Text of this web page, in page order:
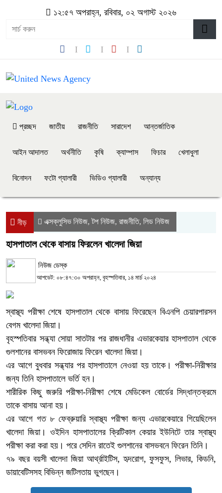
১২:৫৭ অপরাহ্ন, রবিবার, ০২ অগাস্ট ২০২৬
প্রচ্ছদ জাতীয় রাজনীতি সারাদেশ আন্তর্জাতিক
আইন আদালত অর্থনীতি কৃষি ক্যাম্পাস ফিচার খেলাধুলা
বিনোদন ফটো গ্যালারী ভিডিও গ্যালারী অন্যান্য
নীড় এক্সক্লুসিভ নিউজ,টপ নিউজ, রাজনীতি, লিড নিউজ
হাসপাতাল থেকে বাসায় ফিরলেন খালেদা জিয়া
নিউজ ডেস্ক
আপডেট: ০৮:৪৭:৩০ অপরাহ্ন, বৃহস্পতিবার, ১৪ মার্চ ২০২৪
স্বাস্থ্য পরীক্ষা শেষে হাসপাতাল থেকে বাসায় ফিরেছেন বিএনপি চেয়ারপারসন
বেগম খালেদা জিয়া।
বৃহস্পতিবার সন্ধ্যা সোয়া সাতটার পর রাজধানীর এভারকেয়ার হাসপাতাল থেকে
গুলশানের বাসভবন ফিরোজায় ফিরেন খালেদা জিয়া।
এর আগে বুধবার সন্ধ্যার পর হাসপাতালে নেওয়া হয় তাকে। পরীক্ষা-নিরীক্ষার
জন্য তিনি হাসপাতালে ভর্তি হন।
শারীরিক কিছু জরুরি পরীক্ষা-নিরীক্ষা শেষে মেডিকেল বোর্ডের সিদ্ধান্তক্রমে
তাকে বাসায় আনা হয়।
এর আগে গত ৮ ফেব্রুয়ারি স্বাস্থ্য পরীক্ষা জন্য এভারকেয়ারে গিয়েছিলেন
খালেদা জিয়া। ওইদিন হাসপাতালের ক্রিটিকাল কেয়ার ইউনিটে তার স্বাস্থ্য
পরীক্ষা করা করা হয়। পরে সেদিন রাতেই গুলশানের বাসভবনে ফিরেন তিনি।
৭৯ বছর বয়সী খালেদা জিয়া আর্থ্রাইটিস, হৃদরোগ, ফুসফুস, লিভার, কিডনি,
ডায়াবেটিসসহ বিভিন্ন জটিলতায় ভুগছেন।